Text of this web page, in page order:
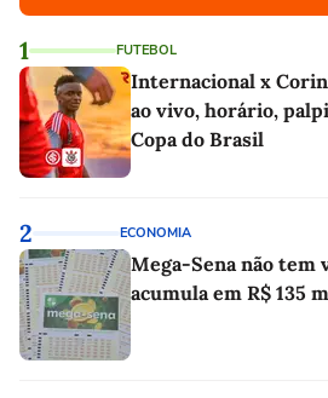
1 FUTEBOL
Internacional x
ao vivo, horário,
Copa do Brasil
2 ECONOMIA
Mega-Sena não tem
acumula em R$ 135